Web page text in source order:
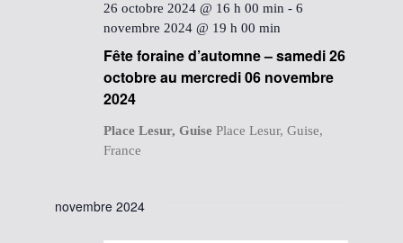
Fête foraine d’automne – samedi 26
octobre au mercredi 06 novembre
2024
26 octobre 2024 @ 16 h 00 min -6
novembre 2024 @ 19 h 00 min
Place Lesur, GuisePlace Lesur, Guise,
France
novembre 2024